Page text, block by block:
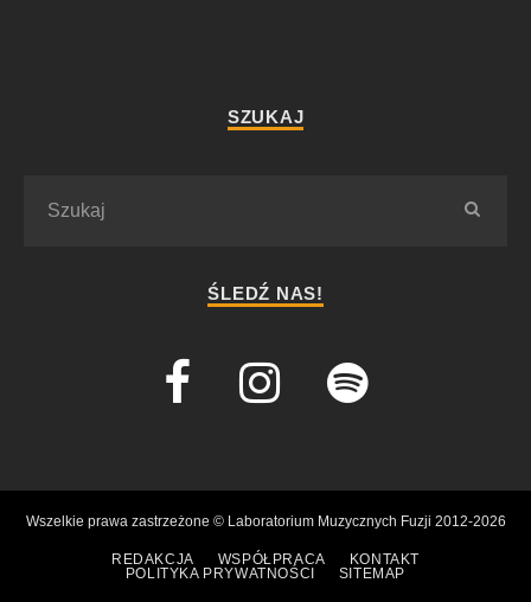
SZUKAJ
ŚLEDŹ NAS!
Wszelkie prawa zastrzeżone © Laboratorium Muzycznych Fuzji 2012-2026
REDAKCJA WSPÓŁPRACA
KONTAKT
POLITYKA PRYWATNOŚCI
SITEMAP